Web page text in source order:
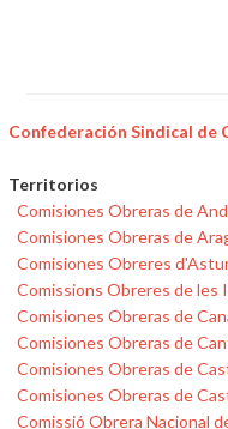
Confederación Sindical de
Territorios
Comisiones Obreras de
Comisiones Obreras de
Comisiones Obreres
Comissions Obreres de les
Comisiones Obreras de
Comisiones Obreras de
Comisiones Obreras de
Comisiones Obreras de
Comissió Obrera Nacional